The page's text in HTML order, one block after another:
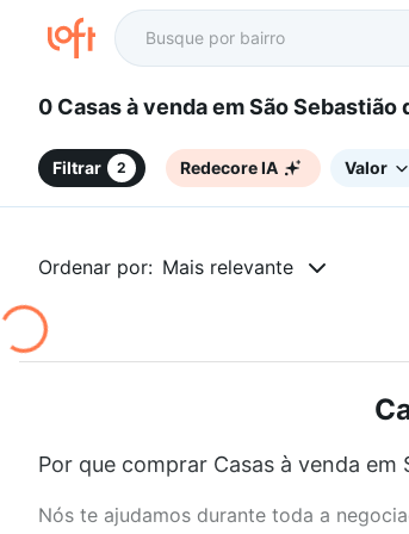
0 Casas à venda em São
Filtrar 2 Redecore IA Valor
Ordenar por: Mais relevante
Por que comprar Casas à venda em
Nós te ajudamos durante toda a